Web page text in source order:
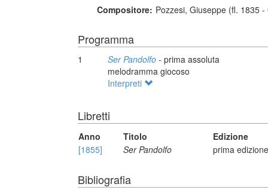
Compositore: Pozzesi, Giuseppe (fl. 1835
Programma
1 Ser Pandolfo - prima assoluta
melodramma giocoso
Interpreti
Libretti
Anno Titolo
Edizione
[1855]
Ser Pandolfo prima
Bibliografia